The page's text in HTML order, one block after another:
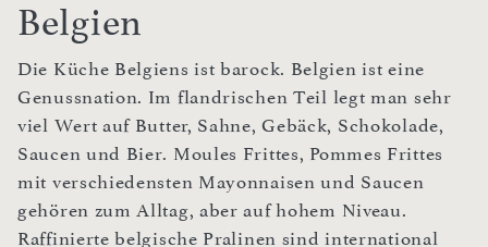
Belgien
Die Küche Belgiens ist barock. Belgien ist eine
Genussnation. Im flandrischen Teil legt man sehr
viel Wert auf Butter, Sahne, Gebäck, Schokolade,
Saucen und Bier. Moules Frittes, Pommes Frittes
mit verschiedensten Mayonnaisen und Saucen
gehören zum Alltag, aber auf hohem Niveau.
Raffinierte belgische Pralinen sind international